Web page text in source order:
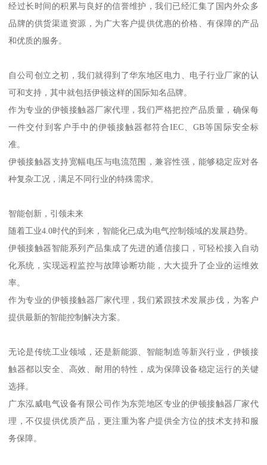
经过长时间的积累与良好的信誉维护，我们已经汇集了国内外众多
品牌的供货渠道资源，为广大客户提供优惠的价格、有保障的产品
和优质的服务。
自公司创立之初，我们就得到了华东地区电力、电子行业厂家的认
可和支持，其中就包括伊顿这样的国际知名品牌。
作为专业的伊顿接触器厂家代理，我们严格把控产品质量，确保每
一件交付到客户手中的伊顿接触器都符合IEC、GB等国际安全标
准。
伊顿接触器支持宽幅电压与电流范围，兼容性强，能够稳定应对各
种复杂工况，满足不同行业的特殊需求。
智能创新，引领未来
随着工业4.0时代的到来，智能化已成为电气控制领域的发展趋势。
伊顿接触器智能系列产品集成了先进的通信接口，可轻松接入自动
化系统，实现远程监控与故障诊断功能，大大提升了企业的运维效
率。
作为专业的伊顿接触器厂家代理，我们紧跟技术发展步伐，为客户
提供最新的智能控制解决方案。
无论是传统工业领域，还是新能源、智能制造等新兴行业，伊顿接
触器都以安全、高效、耐用的特性，成为保障设备稳定运行的关键
选择。
广东泓威电气设备有限公司作为东莞地区专业的伊顿接触器厂家代
理，不仅提供优质产品，更注重为客户提供全方位的技术支持和服
务保障。